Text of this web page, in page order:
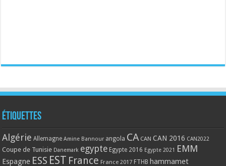
Étiquettes
Algérie Allemagne Amine Bannour angola CA CAN CAN 2016 CAN2022
Coupe de Tunisie Danemark egypte Egypte 2016 Egypte 2021 EMM
Espagne ESS EST France France 2017 FTHB hammamet